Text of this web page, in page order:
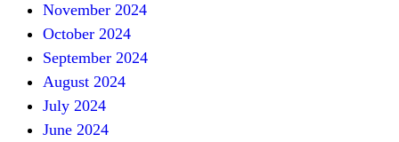
November 2024
October 2024
September 2024
August 2024
July 2024
June 2024